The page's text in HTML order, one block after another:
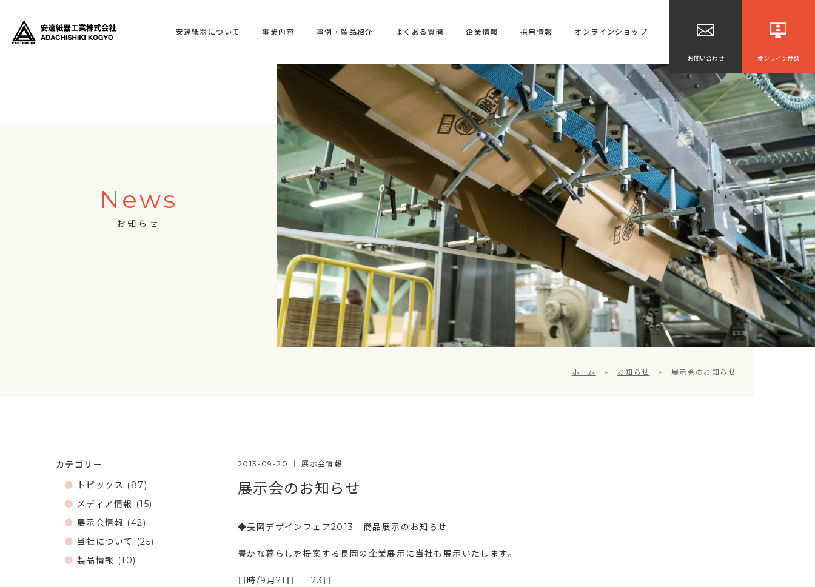
安達紙器について 事業内容 事例・製品紹介 よくある質問 企業情報 採用情報 オンラインショップ
お問い合わせ オンライン商談
News
お知らせ
ホーム > お知らせ > 展示会のお知らせ
2013-09-20 ｜展示会情報
展示会のお知らせ
◆長岡デザインフェア2013 商品展示のお知らせ
豊かな暮らしを提案する長岡の企業展示に当社も展示いたします。
日時/9月21日 － 23日
カテゴリー
トピックス (87)
メディア情報 (15)
展示会情報 (42)
当社について
(25)
製品情報 (10)